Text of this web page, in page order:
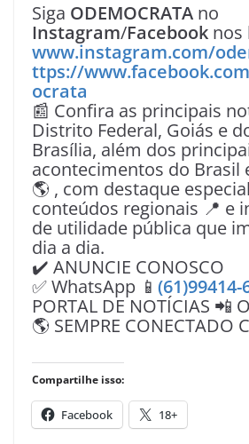
Siga ODEMOCRATA no
Instagram/Facebook nos
www.instagram.com/
ttps://
ocrata
📰 Confira as principais
Distrito Federal, Goiás e
Brasília, além dos
acontecimentos do Brasil
🌎 , com destaque
conteúdos regionais 📍 e
de utilidade pública que
dia a dia.
✔️ ANUNCIE CONOSCO
✅ WhatsApp 📱 (61)99414-
PORTAL DE NOTÍCIAS 📲
🌎 SEMPRE CONECTADO
Compartilhe isso:
Facebook 18+